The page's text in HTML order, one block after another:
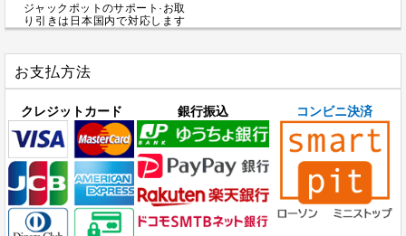
ジャックポットのサポート·お取
り引きは日本国内で対応します
お支払方法
クレジットカード 銀行振込 コンビニ決済